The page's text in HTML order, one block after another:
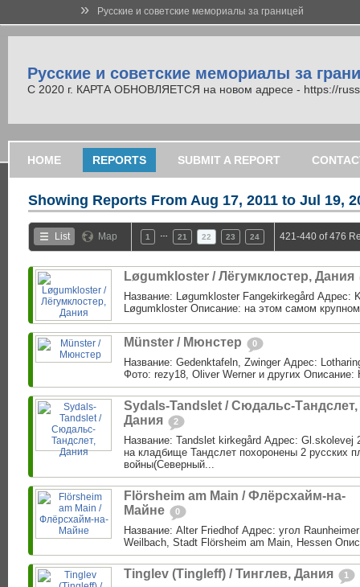
» Русские и советские мемориалы за границей
Русские и советские мемориалы за
С 2020 г. КАРТА ОБНОВЛЯЕТСЯ на новом адресе - https://
HOME REPORTS SUBMIT A REPORT
Showing Reports From Aug 17, 2011 to Jul 19,
List Map 1 21 22 23 24 421-440 of 476
Løgumkloster / Лёгумклостер, Дания
Название: Løgumkloster Fangekirkegård Адрес:
Løgumkloster Описание: на этом самом
Münster / Мюнстер 0
Название: Gedenktafeln, Zwinger Адрес:
Фото: rezy18, Oliver Werner и других Описание:
Sydals-Tandslet / Сюдальс-Тандслет,
Дания
2
Название: Tandslet kirkegård Адрес: Gl.skolevej
на кладбище Тандслет похоронены 2 русских
войны(Северный...
Flörsheim am Main / Флёрсхайм-на-
Майне
0
Название: Alter Friedhof Адрес: угол
Weilbach, Stadt Flörsheim am Main, Hessen
Tinglev (Tingleff) / Тинглев, Дания 1